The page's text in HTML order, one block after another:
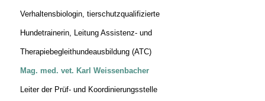
Verhaltensbiologin, tierschutzqualifizierte
Hundetrainerin, Leitung Assistenz- und
Therapiebegleithundeausbildung (ATC)
Mag. med. vet. Karl Weissenbacher
Leiter der Prüf- und Koordinierungsstelle